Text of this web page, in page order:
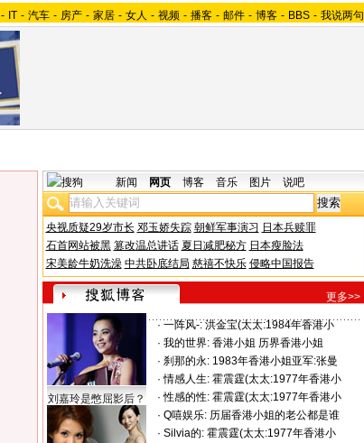
- IT - 汽车 - 房产 - 家居 - 女人 - 视频 - 播客 - 邮件 - 博客 - BBS - 我说两句
新闻 网页 博客 音乐 图片 说吧
央视质疑29岁市长 邓玉娇失踪 朝鲜军事演习 日本兵赎罪
石首网站被黑 篡改温总讲话 夏日减肥秘方 日本瘦脸法
宋美龄牛奶洗澡 中共卧底结局 慈禧不快乐 侵略中国报告
更多>>
刘嘉玲是憋屈影后？
· 一阵风-: 洪金宝(太太:1984年香港小
· 我的世界: 香港小姐 历界香港小姐
· 刹那的永: 1983年香港小姐亚军:张曼
·情感人生: 霍震霆(太太:1977年香港小
·性感的性: 霍震霆(太太:1977年香港小
· Q嘻娱乐: 历届香港小姐的老公都是谁
· Silvia的: 霍震霆(太太:1977年香港小